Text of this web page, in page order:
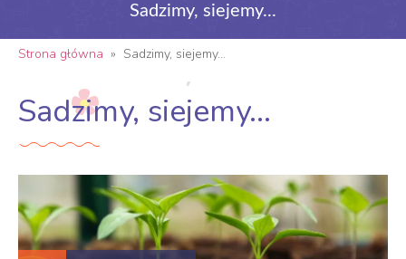
Sadzimy, siejemy...
Strona główna » Sadzimy, siejemy...
Sadzimy, siejemy...